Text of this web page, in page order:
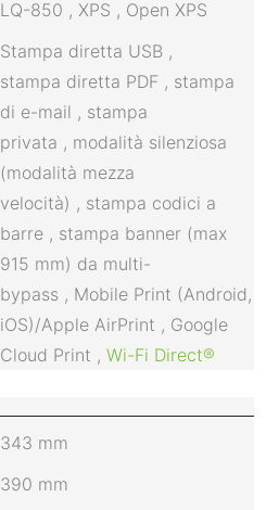
LQ-850 ,XPS , Open XPS
Stampa diretta USB ,
stampa diretta PDF , stampa
di e-mail , stampa
privata , modalità silenziosa
(modalità mezza
velocità) , stampa codici a
barre , stampa banner (max
915 mm) da multi-
bypass , Mobile Print (Android,
iOS)/Apple AirPrint , Google
Cloud Print ,Wi-Fi Direct®
343 mm
390 mm